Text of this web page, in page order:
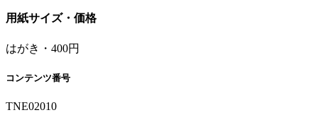
用紙サイズ・価格
はがき・400円
コンテンツ番号
TNE02010